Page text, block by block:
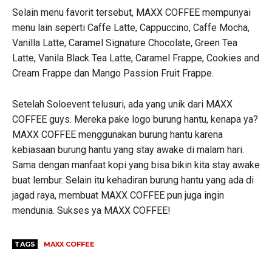
Selain menu favorit tersebut, MAXX COFFEE mempunyai
menu lain seperti Caffe Latte, Cappuccino, Caffe Mocha,
Vanilla Latte, Caramel Signature Chocolate, Green Tea
Latte, Vanila Black Tea Latte, Caramel Frappe, Cookies and
Cream Frappe dan Mango Passion Fruit Frappe.
Setelah Soloevent telusuri, ada yang unik dari MAXX
COFFEE guys. Mereka pake logo burung hantu, kenapa ya?
MAXX COFFEE menggunakan burung hantu karena
kebiasaan burung hantu yang stay awake di malam hari.
Sama dengan manfaat kopi yang bisa bikin kita stay awake
buat lembur. Selain itu kehadiran burung hantu yang ada di
jagad raya, membuat MAXX COFFEE pun juga ingin
mendunia. Sukses ya MAXX COFFEE!
TAGS MAXX COFFEE